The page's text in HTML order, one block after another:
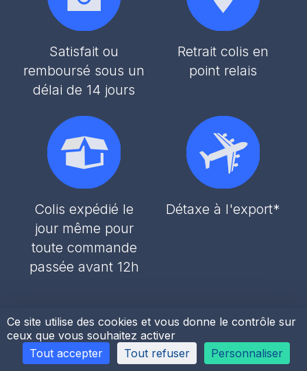
Satisfait ou
remboursé sous un
délai de 14 jours
Retrait colis en
point relais
Colis expédié le
jour même pour
toute commande
passée avant 12h
Détaxe à l'export*
H2OPiscines & Spas
Ce site utilise des cookies et vous donne le contrôle sur
ceux que vous souhaitez activer
Tout accepter
Tout refuser Personnaliser